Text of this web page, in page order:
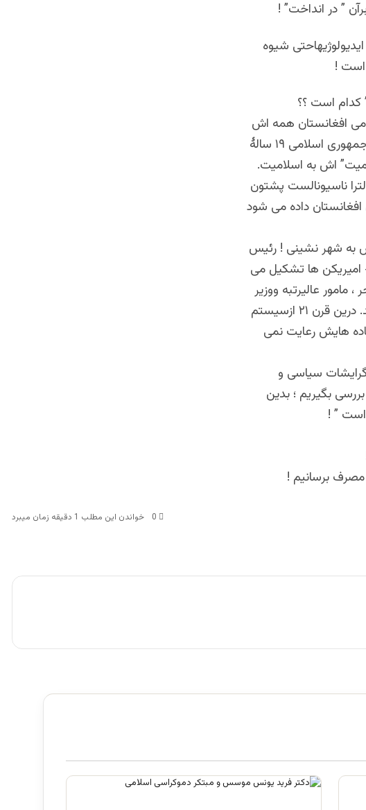
” در انداخت” !
شیوه
است !
افغانستان همه اش
در جنگ گذشت که پی آمد آن وحشت طالبانی و دولت به اصطلاح جمهوری اسلامی ۱۹ سالهٔ
اش به اسلامیت.
ناسیونالست پشتون
داده می شود
به شهر نشینی ! رئیس
امیریکن ها تشکیل می
عالیرتبه ووزیر
سابق تشریف دارند. مردمان پایتختش فقط ۶ ساعت روزانه برق دارند. درین قرن ۲۱ ازسیستم
در جاده هایش رعایت نمی
سیاسی و
بگیریم ؛ بدین
است ” !
برسانیم !
0 خواندن این مطلب 1 دقیقه زمان میبرد